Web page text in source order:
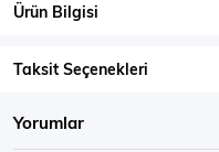
Ürün Bilgisi
Taksit Seçenekleri
Yorumlar